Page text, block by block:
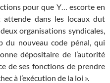
pour que Y… escorte en
attende dans les locaux dut
organisations syndicales,
du nouveau code pénal, qui
dépositaire de l’autorité
de ses fonctions de prendre
à l’exécution de la loi ».